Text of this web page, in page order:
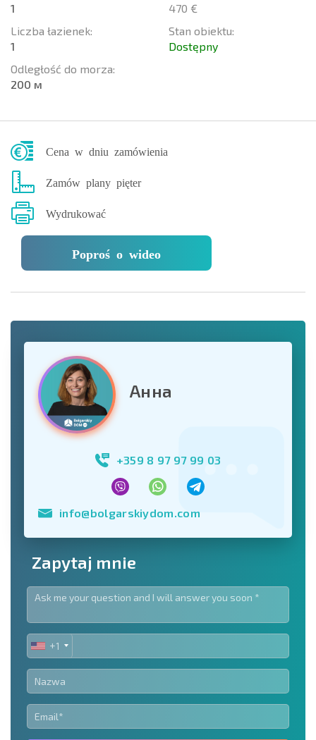
1
Liczba łazienek:
1
Odległość do morza:
200 м
470 €
Stan obiektu:
Dostępny
Cena w dniu zamówienia
Zamów plany pięter
Wydrukować
Poproś o wideo
Анна
+359 8 97 97 99 03
info@bolgarskiydom.com
Zapytaj mnie
UNITED
STATES
+1
+1